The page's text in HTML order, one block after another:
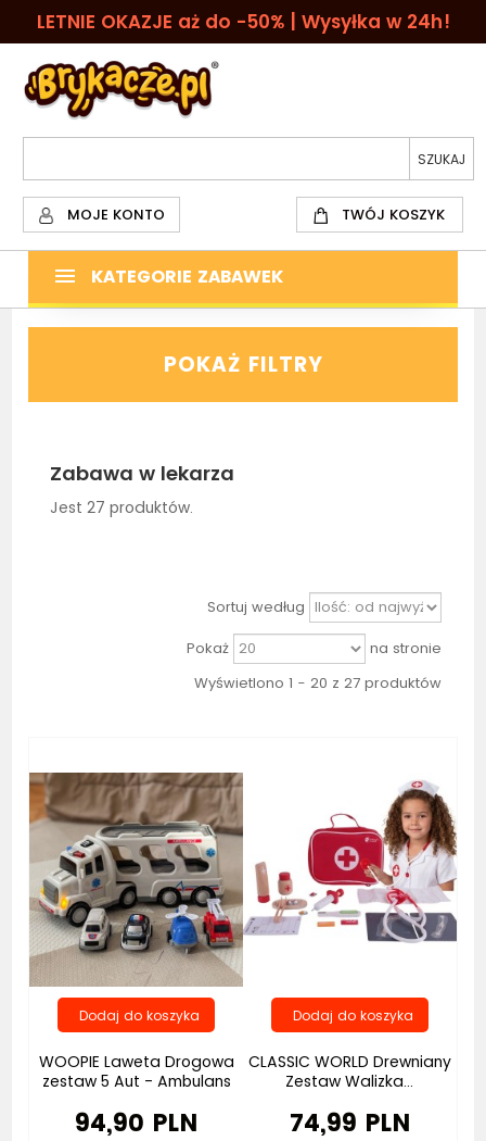
LETNIE OKAZJE aż do -50% | Wysyłka w 24h!
MOJE KONTO TWÓJ KOSZYK
KATEGORIE ZABAWEK
POKAŻ FILTRY
Zabawa w lekarza
Jest 27 produktów.
Sortuj według
Pokaż
na stronie
Wyświetlono 1 - 20 z 27 produktów
WOOPIE Laweta Drogowa
zestaw 5 Aut - Ambulans
94,90 PLN
CLASSIC WORLD Drewniany
Zestaw Walizka...
74,99 PLN